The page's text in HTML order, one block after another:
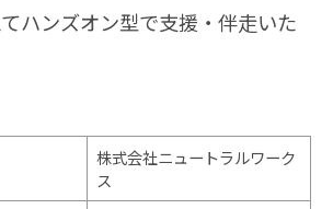
ハンズオン型で支援・伴走いた
株式会社ニュートラルワーク
ス